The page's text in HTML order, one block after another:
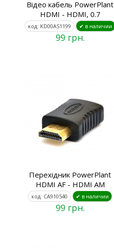
Відео кабель PowerPlant
HDMI - HDMI, 0.7
код: KD00AS1199 ✔ в наличии
99 грн.
Перехідник PowerPlant
HDMI AF - HDMI AM
код: CA910540 ✔ в наличии
99 грн.